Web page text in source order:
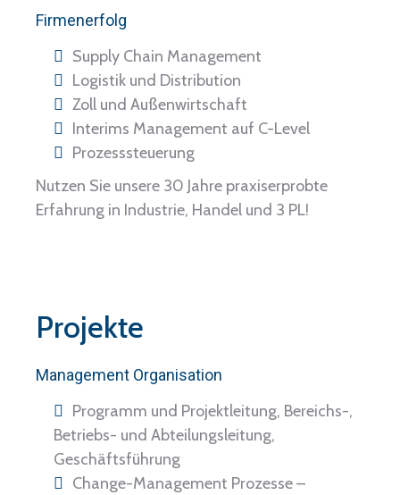
Firmenerfolg
Supply Chain Management
Logistik und Distribution
Zoll und Außenwirtschaft
Interims Management auf C-Level
Prozesssteuerung
Nutzen Sie unsere 30 Jahre praxiserprobte
Erfahrung in Industrie, Handel und 3 PL!
Projekte
Management Organisation
Programm und Projektleitung, Bereichs-,
Betriebs- und Abteilungsleitung,
Geschäftsführung
Change-Management Prozesse –